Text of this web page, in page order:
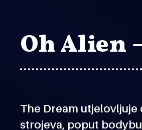
Oh Alien
The Dream utjelovljuje
strojeva, poput